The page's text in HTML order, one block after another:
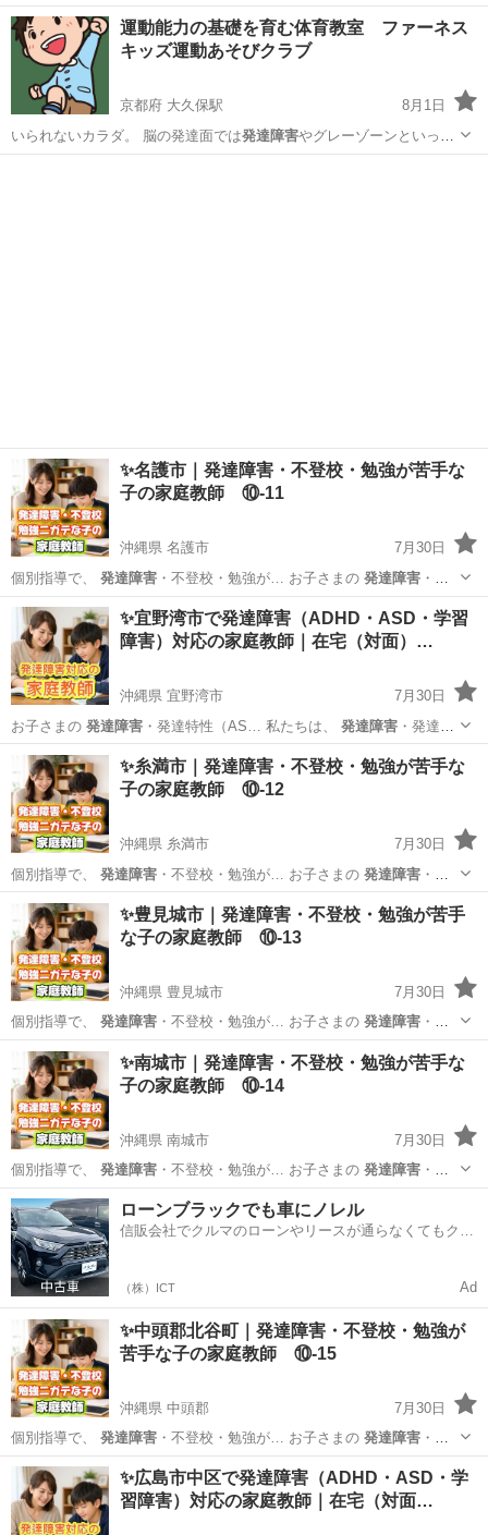
の影響で障…
東京 新宿区 話し方 コミュニケーション
運動能力の基礎を育む体育教室 ファーネス
キッズ運動あそびクラブ
京都府 大久保駅
8月1日
いられないカラダ。 脳の発達面では発達障害やグレーゾーンといった
大人が困ること…
✨名護市｜発達障害・不登校・勉強が苦手な
子の家庭教師 ⑩-11
沖縄県 名護市
7月30日
個別指導で、 発達障害 ・不登校・勉強が… お子さまの 発達障害・不
登校・学習面… 私たちは、発達障害・不登校・勉強が… いるのか発
達障害や不登校、勉強が… ービスでは、発達障害や不登校のお子さ…
異な...
沖縄 名護市 受験 発達障害
✨宜野湾市で発達障害（ADHD・ASD・学習
障害）対応の家庭教師｜在宅（対面）…
沖縄県 宜野湾市
7月30日
お子さまの 発達障害 ・発達特性（AS… 私たちは、 発達障害・発達特
性のある… wan ●発達障害のあるお子さまへ… れを設計発達障害
（ASD・ADH… ▶ アーチの
発達障害サポートについて… 教師...
沖縄 宜野湾市 家庭教師 発達障害
✨糸満市｜発達障害・不登校・勉強が苦手な
子の家庭教師 ⑩-12
沖縄県 糸満市
7月30日
個別指導で、 発達障害 ・不登校・勉強が… お子さまの 発達障害・不
登校・学習面… 私たちは、発達障害・不登校・勉強が… いるのか発
達障害や不登校、勉強が… ービスでは、発達障害や不登校のお子さ…
り違...
沖縄 糸満市 受験 発達障害
✨豊見城市｜発達障害・不登校・勉強が苦手
な子の家庭教師 ⑩-13
沖縄県 豊見城市
7月30日
個別指導で、 発達障害 ・不登校・勉強が… お子さまの 発達障害・不
登校・学習面… 私たちは、発達障害・不登校・勉強が… いるのか発
達障害や不登校、勉強が… ービスでは、 発達障害や不登校のお子さ…
れ違...
沖縄 豊見城市 家庭教師 発達障害
✨南城市｜発達障害・不登校・勉強が苦手な
子の家庭教師 ⑩-14
沖縄県 南城市
7月30日
個別指導で、 発達障害 ・不登校・勉強が… お子さまの 発達障害・不
登校・学習面… 私たちは、発達障害・不登校・勉強が… あるのか発
達障害や不登校、勉強が… ービスでは、発達障害 や不登校のお子さ…
り違...
沖縄 南城市 家庭教師 発達障害
ローンブラックでも車にノレル
信販会社でクルマのローンやリースが通らなくてもクル
（株）ICT Ad
✨中頭郡北谷町｜発達障害・不登校・勉強が
苦手な子の家庭教師 ⑩-15
沖縄県 中頭郡
7月30日
個別指導で、 発達障害 ・不登校・勉強が… お子さまの 発達障害・不
登校・学習面… 私たちは、発達障害・不登校・勉強が… あるのか発
達障害や不登校、勉強が… ービスでは、発達障害や不登校のお子さ…
異な...
沖縄 中頭郡 家庭教師 発達障害
✨広島市中区で発達障害（ADHD・ASD・学
習障害）対応の家庭教師｜在宅（対面…